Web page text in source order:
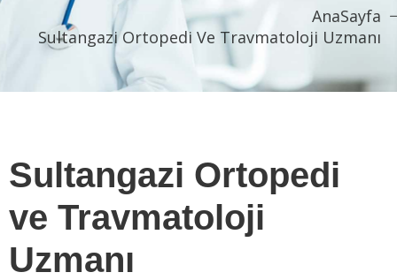
AnaSayfa
Sultangazi Ortopedi Ve Travmatoloji Uzmanı
Sultangazi Ortopedi
ve Travmatoloji
Uzmanı